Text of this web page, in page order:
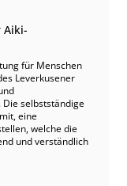
Aiki-
für Menschen
Leverkusener
selbstständige
eine
welche die
und verständlich